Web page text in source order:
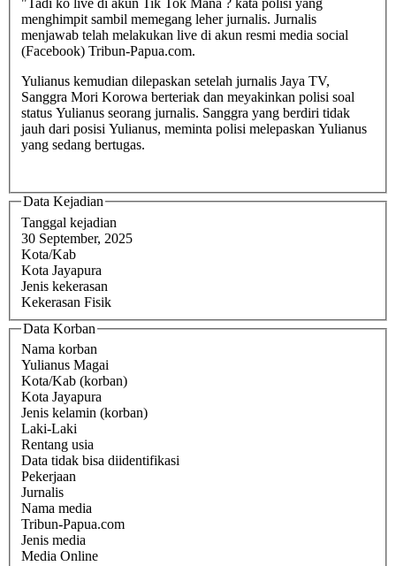
"Tadi ko live di akun Tik Tok Mana ? kata polisi yang
menghimpit sambil memegang leher jurnalis. Jurnalis
menjawab telah melakukan live di akun resmi media social
(Facebook) Tribun-Papua.com.
Yulianus kemudian dilepaskan setelah jurnalis Jaya TV,
Sanggra Mori Korowa berteriak dan meyakinkan polisi soal
status Yulianus seorang jurnalis. Sanggra yang berdiri tidak
jauh dari posisi Yulianus, meminta polisi melepaskan Yulianus
yang sedang bertugas.
Data Kejadian
Tanggal kejadian
30 September, 2025
Kota/Kab
Kota Jayapura
Jenis kekerasan
Kekerasan Fisik
Data Korban
Nama korban
Yulianus Magai
Kota/Kab (korban)
Kota Jayapura
Jenis kelamin (korban)
Laki-Laki
Rentang usia
Data tidak bisa diidentifikasi
Pekerjaan
Jurnalis
Nama media
Tribun-Papua.com
Jenis media
Media Online